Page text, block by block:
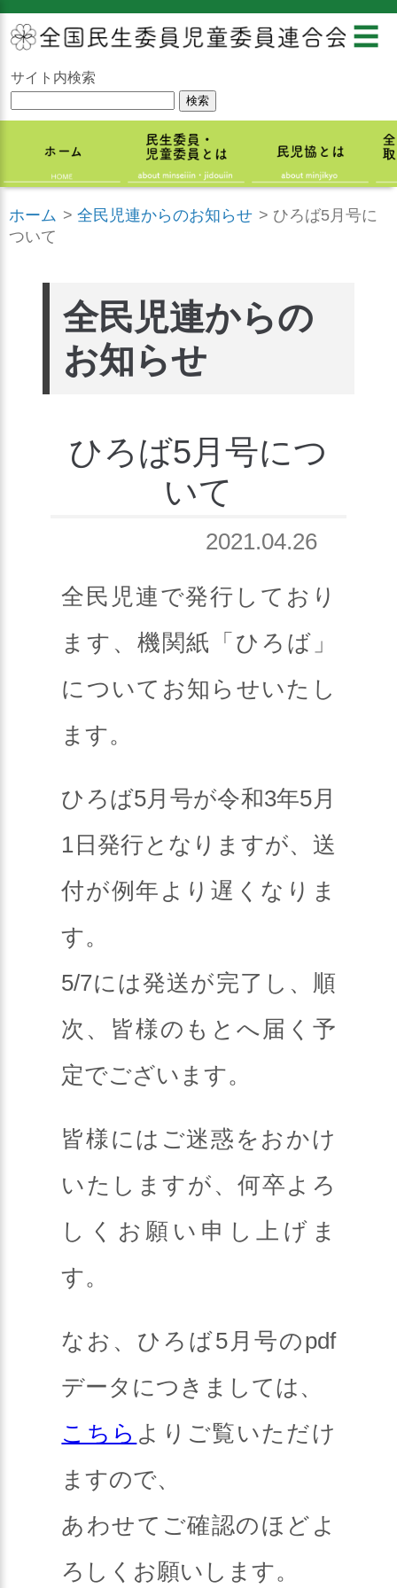
☰
サイト内検索
ホーム > 全民児連からのお知らせ > ひろば5月号に
ついて
全民児連からの
お知らせ
ひろば5月号につ
いて
2021.04.26
全民児連で発行しており
ます、機関紙「ひろば」
についてお知らせいたし
ます。
ひろば5月号が令和3年5月
1日発行となりますが、送
付が例年より遅くなりま
す。
5/7には発送が完了し、順
次、皆様のもとへ届く予
定でございます。
皆様にはご迷惑をおかけ
いたしますが、何卒よろ
しくお願い申し上げま
す。
なお、ひろば5月号のpdf
データにつきましては、
こちら よりご覧いただけ
ますので、
あわせてご確認のほどよ
ろしくお願いします。